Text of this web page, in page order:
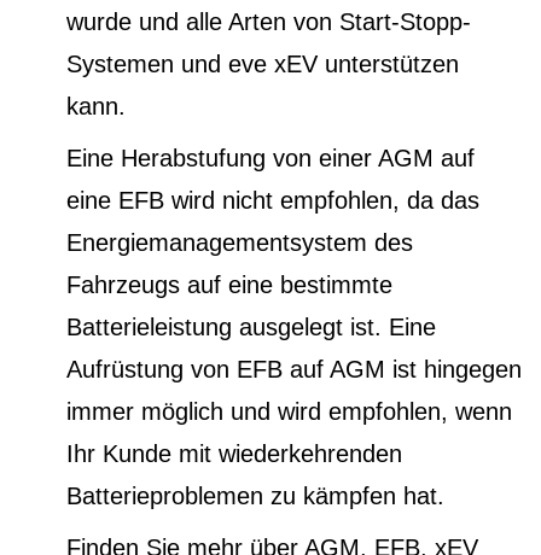
wurde und alle Arten von Start-Stopp-
Systemen und eve xEV unterstützen
kann.
Eine Herabstufung von einer AGM auf
eine EFB wird nicht empfohlen, da das
Energiemanagementsystem des
Fahrzeugs auf eine bestimmte
Batterieleistung ausgelegt ist. Eine
Aufrüstung von EFB auf AGM ist hingegen
immer möglich und wird empfohlen, wenn
Ihr Kunde mit wiederkehrenden
Batterieproblemen zu kämpfen hat.
Finden Sie mehr über AGM, EFB, xEV